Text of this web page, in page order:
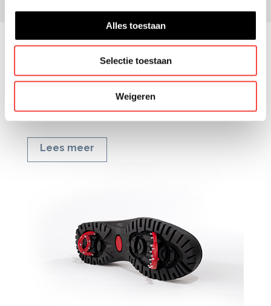
Alles toestaan
Selectie toestaan
Weigeren
GRIPVAST DE WINTER
DOOR MET HET
OC-SYSTEEM
Lees meer